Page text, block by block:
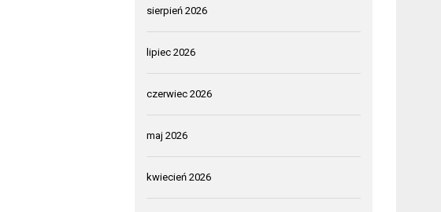
sierpień 2026
lipiec 2026
czerwiec 2026
maj 2026
kwiecień 2026